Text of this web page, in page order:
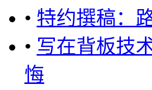
• 特约撰稿：
• 写在背板技
悔